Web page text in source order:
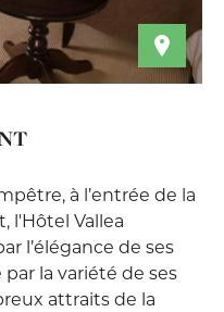
à l’entrée de la
l'Hôtel Vallea
l’élégance de ses
la variété de ses
attraits de la